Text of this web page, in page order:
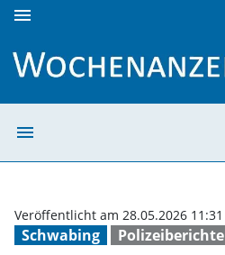
menu
menu
Schwabing Polizeiberichte
Veröffentlicht am 28.05.2026 11:31